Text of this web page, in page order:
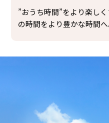
”おうち時間”をより楽し
の時間をより豊かな時間へ